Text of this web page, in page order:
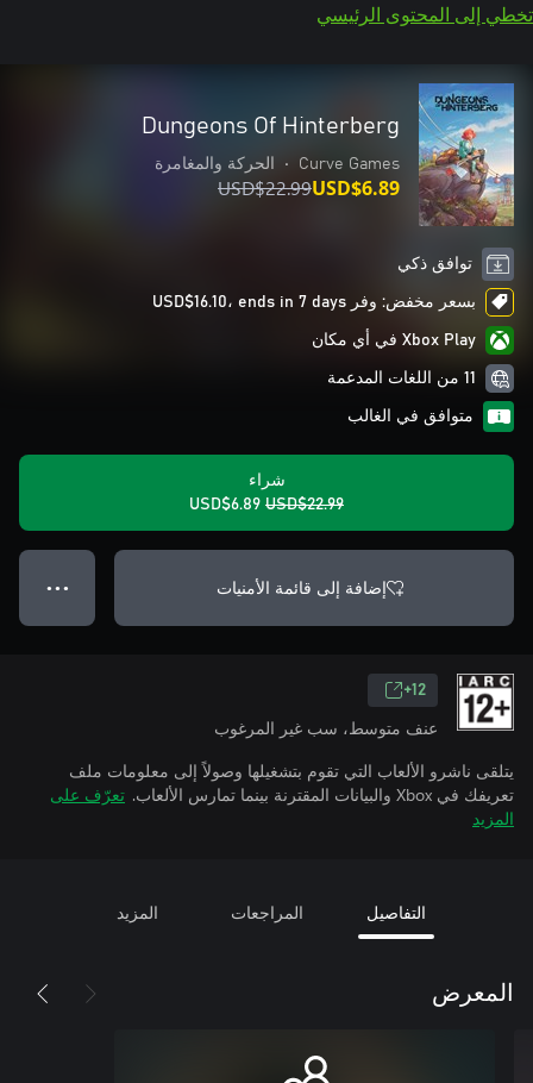
تخطي إلى المحتوى الرئيسي
Dungeons Of Hinterberg
Curve Games
• الحركة والمغامرة
USD$22.99USD$6.89
توافق ذكي
بسعر مخفض: وفر USD$16.10، ends in 7 days
Xbox Play في أي مكان
11 من اللغات المدعمة
متوافق في الغالب
شراء
USD$22.99
USD$6.89
إضافة إلى قائمة الأمنيات ● ● ●
12+
عنف متوسط، سب غير المرغوب
يتلقى ناشرو الألعاب التي تقوم بتشغيلها وصولاً إلى معلومات ملف
تعريفك في Xbox والبيانات المقترنة بينما تمارس الألعاب.
تعرّف على
المزيد
التفاصيل المراجعات المزيد
المعرض